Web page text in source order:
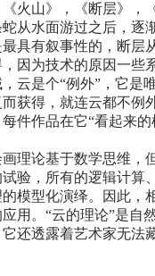
火山》，《断层》，
从水面游过之后，逐
具有叙事性的，断层
因为技术的原因一些
云是个“例外”，它是
获得，就连云都不例
每件作品在它“看起来
理论基于数学思维，
验，所有的逻辑计算
模型化演绎。因此，
用。“云的理论”是自
还透露着艺术家无法